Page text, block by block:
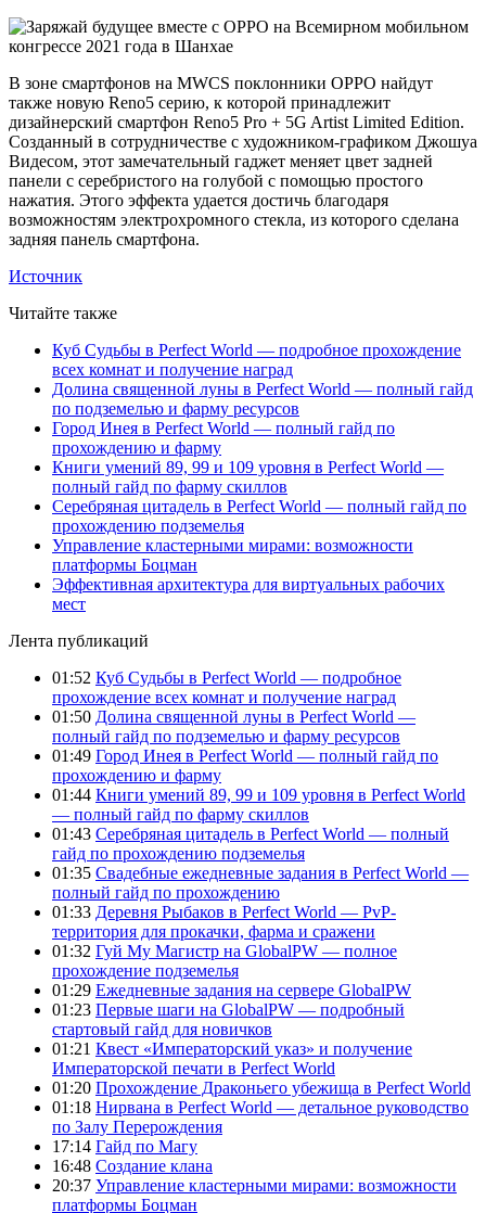
В зоне смартфонов на MWCS поклонники ОРРО найдут
также новую Reno5 серию, к которой принадлежит
дизайнерский смартфон Reno5 Pro + 5G Artist Limited Edition.
Созданный в сотрудничестве с художником-графиком Джошуа
Видесом, этот замечательный гаджет меняет цвет задней
панели с серебристого на голубой с помощью простого
нажатия. Этого эффекта удается достичь благодаря
возможностям электрохромного стекла, из которого сделана
задняя панель смартфона.
Источник
Читайте также
Куб Судьбы в Perfect World — подробное прохождение
всех комнат и получение наград
Долина священной луны в Perfect World — полный гайд
по подземелью и фарму ресурсов
Город Инея в Perfect World — полный гайд по
прохождению и фарму
Книги умений 89, 99 и 109 уровня в Perfect World —
полный гайд по фарму скиллов
Серебряная цитадель в Perfect World — полный гайд по
прохождению подземелья
Управление кластерными мирами: возможности
платформы Боцман
Эффективная архитектура для виртуальных рабочих
мест
Лента публикаций
01:52 Куб Судьбы в Perfect World — подробное
прохождение всех комнат и получение наград
01:50 Долина священной луны в Perfect World —
полный гайд по подземелью и фарму ресурсов
01:49 Город Инея в Perfect World — полный гайд по
прохождению и фарму
01:44 Книги умений 89, 99 и 109 уровня в Perfect World
— полный гайд по фарму скиллов
01:43 Серебряная цитадель в Perfect World — полный
гайд по прохождению подземелья
01:35 Свадебные ежедневные задания в Perfect World —
полный гайд по прохождению
01:33 Деревня Рыбаков в Perfect World — PvP-
территория для прокачки, фарма и сражени
01:32 Гуй Му Магистр на GlobalPW — полное
прохождение подземелья
01:29 Ежедневные задания на сервере GlobalPW
01:23 Первые шаги на GlobalPW — подробный
стартовый гайд для новичков
01:21 Квест «Императорский указ» и получение
Императорской печати в Perfect World
01:20 Прохождение Драконьего убежища в Perfect World
01:18 Нирвана в Perfect World — детальное руководство
по Залу Перерождения
17:14 Гайд по Магу
16:48 Создание клана
20:37 Управление кластерными мирами: возможности
платформы Боцман